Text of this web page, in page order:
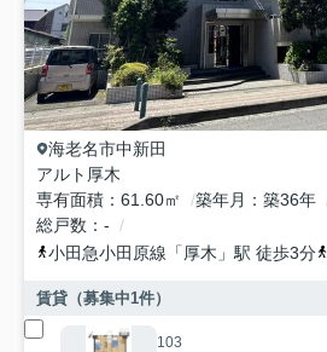
海老名市中新田
アルト厚木
専有面積
61.60㎡ 築年月 築36年
総戸数
-
小田急小田原線 「厚木 」駅 徒歩3分
賃貸（募集中1件）
103